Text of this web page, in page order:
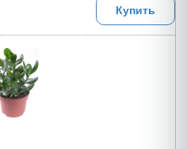
Купить